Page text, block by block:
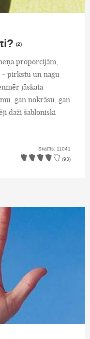
(2)
proporcijām,
- pirkstu un nagu
jāskata
gan nokrāsu, gan
daži šabloniski
Skatīts: 11041
(93)